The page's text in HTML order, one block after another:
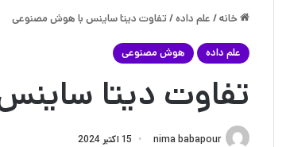
خانه/ علم داده/ تفاوت دیتا ساینس با هوش مصنوعی
علم داده هوش مصنوعی
تفاوت دیتا
nima babapour 15 اکتبر 2024